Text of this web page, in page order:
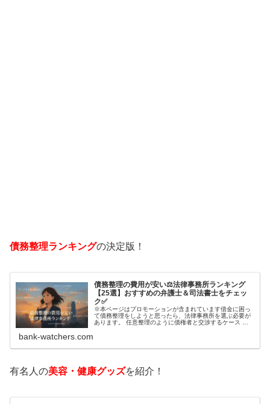
債務整理ランキングの決定版！
債務整理の費用が安い⚖️法律事務所ランキング
【25選】おすすめの弁護士＆司法書士をチェッ
ク✅
※本ページはプロモーションが含まれています借金に困っ
て債務整理をしようと思ったら、法律事務所を選ぶ必要が
あります。 任意整理のように債権者と交渉するケース 自
bank-watchers.com
有名人の美容・健康グッズを紹介！